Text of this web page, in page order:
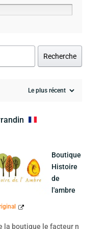
Recherche
Boutique
Histoire
de
l'ambre
la boutique le facteur n